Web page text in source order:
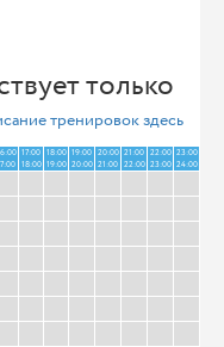
только
тренировок здесь
17:00
18:00
18:00
19:00
19:00
20:00
20:00
21:00
21:00
22:00
22:00
23:00
23:00
24:00